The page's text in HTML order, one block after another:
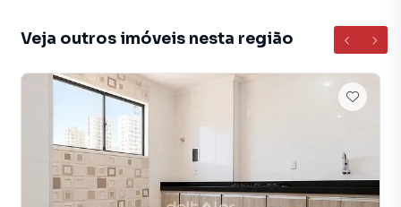
Elevador
Armário Cozinha
Portão Eletrônico
Veja outros imóveis nesta região